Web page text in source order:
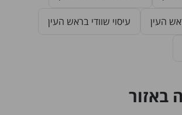
העין עיסוי שוודי בראש העין
באזור